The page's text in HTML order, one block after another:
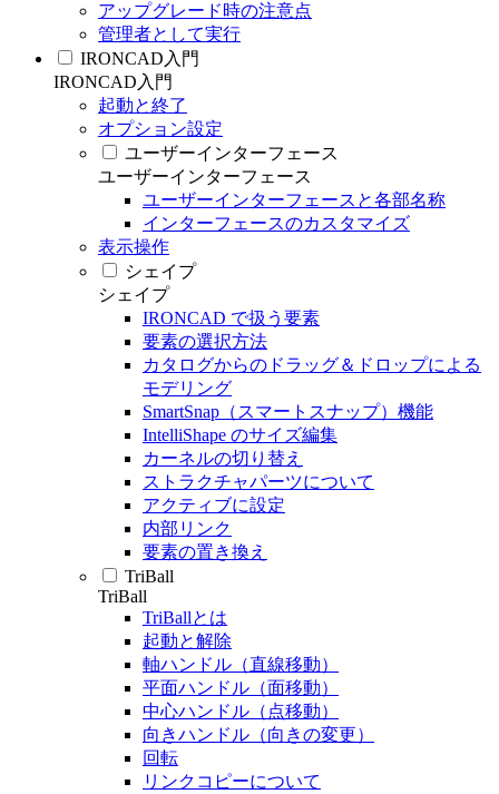
アップグレード時の注意点
管理者として実行
IRONCAD入門
IRONCAD入門
起動と終了
オプション設定
ユーザーインターフェース
ユーザーインターフェース
ユーザーインターフェースと各部名称
インターフェースのカスタマイズ
表示操作
シェイプ
シェイプ
IRONCAD で扱う要素
要素の選択方法
カタログからのドラッグ＆ドロップによる
モデリング
SmartSnap（スマートスナップ）機能
IntelliShape のサイズ編集
カーネルの切り替え
ストラクチャパーツについて
アクティブに設定
内部リンク
要素の置き換え
TriBall
TriBall
TriBallとは
起動と解除
軸ハンドル（直線移動）
平面ハンドル（面移動）
中心ハンドル（点移動）
向きハンドル（向きの変更）
回転
リンクコピーについて